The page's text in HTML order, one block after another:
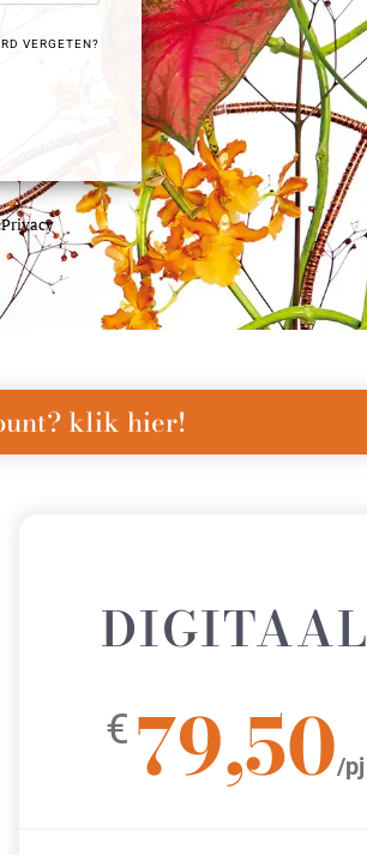
VERGETEN?
Privacy
klik hier!
DIGITAAL
€ 79,50/pj